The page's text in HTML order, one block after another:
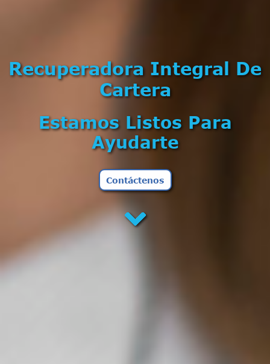
Recuperadora Integral De
Cartera
Estamos Listos Para
Ayudarte
Contáctenos